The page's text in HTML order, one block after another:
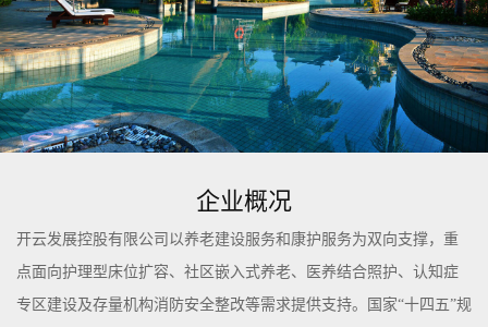
企业概况
开云发展控股有限公司以养老建设服务和康护服务为双向支撑，重
点面向护理型床位扩容、社区嵌入式养老、医养结合照护、认知症
专区建设及存量机构消防安全整改等需求提供支持。国家“十四五”规